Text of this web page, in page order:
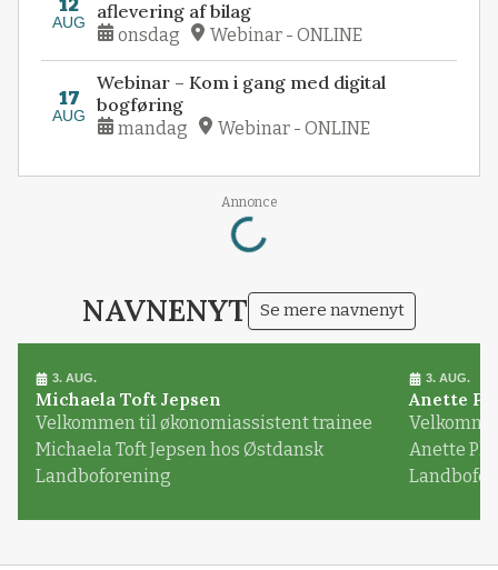
12
AUG
aflevering af bilag
onsdag Webinar - ONLINE
17
AUG
Webinar – Kom i gang med digital
bogføring
mandag Webinar - ONLINE
Annonce
Loading...
NAVNENYT Se mere navnenyt
3. AUG.
Michaela Toft Jepsen
Velkommen til økonomiassistent trainee
Michaela Toft Jepsen hos Østdansk
Landboforening
3. AUG.
Anette
Anette